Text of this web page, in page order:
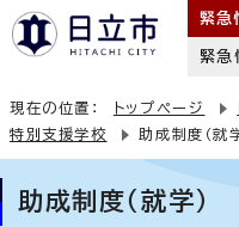
緊急
緊急
現在の位置： トップページ
特別支援学校
助成制度（就
助成制度（就学）